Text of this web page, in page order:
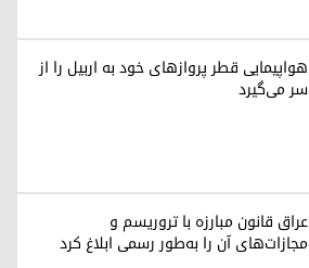
هواپیمایی قطر پروازهای خود به اربیل را از
سر می‌گیرد
عراق قانون مبارزه با تروریسم و
مجازات‌های آن را به‌طور رسمی ابلاغ کرد